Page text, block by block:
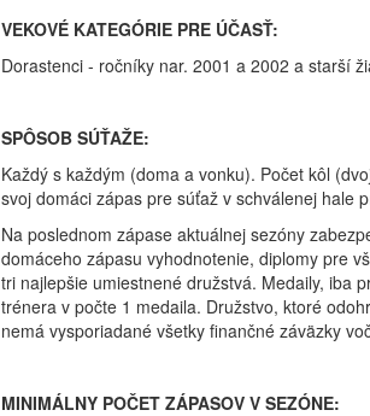
VEKOVÉ KATEGÓRIE PRE ÚČASŤ:
Dorastenci - ročníky nar. 2001 a 2002 a starší
SPÔSOB SÚŤAŽE:
Každý s každým (doma a vonku). Počet kôl
svoj domáci zápas pre súťaž v schválenej hale
Na poslednom zápase aktuálnej sezóny
domáceho zápasu vyhodnotenie, diplomy pre
tri najlepšie umiestnené družstvá. Medaily, iba
trénera v počte 1 medaila. Družstvo, ktoré
nemá vysporiadané všetky finančné záväzky
MINIMÁLNY POČET ZÁPASOV V SEZÓNE: